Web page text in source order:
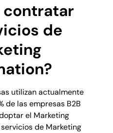
contratar
de
utilizan actualmente
de las empresas B2B
el Marketing
de Marketing